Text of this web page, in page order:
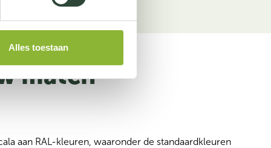
Alles toestaan
match
aan RAL-kleuren, waaronder de standaardkleuren